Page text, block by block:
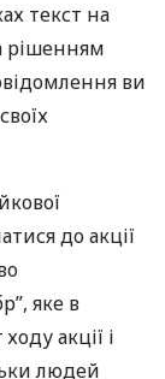
текст на
рішенням
ви
до акції
яке в
акції і
людей